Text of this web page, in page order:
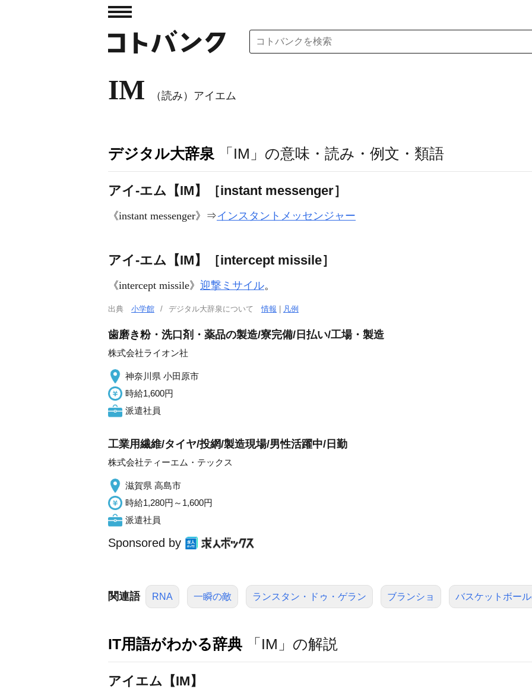
IM （読み）アイエム
デジタル大辞泉 「IM」の意味・読み・例文・類語
アイ‐エム【IM】［instant messenger］
《instant messenger》⇒インスタントメッセンジャー
アイ‐エム【IM】［intercept missile］
《intercept missile》 迎撃ミサイル。
出典 小学館 デジタル大辞泉について情報 凡例
歯磨き粉・洗口剤・薬品の製造/寮完備/日払い/工場・製造
株式会社ライオン社
神奈川県 小田原市
時給1,600円
派遣社員
工業用繊維/タイヤ/投網/製造現場/男性活躍中/日勤
株式会社ティーエム・テックス
滋賀県 高島市
時給1,280円～1,600円
派遣社員
Sponsored by
関連語 RNA 一瞬の敵 ランスタン・ドゥ・ゲラン ブランショ バスケットボー
IT用語がわかる辞典 「IM」の解説
アイエム【IM】